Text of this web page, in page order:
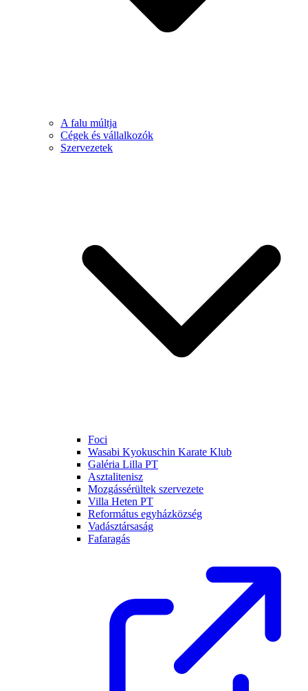
A falu múltja
Cégek és vállalkozók
Szervezetek
Foci
Wasabi Kyokuschin Karate Klub
Galéria Lilla PT
Asztalitenisz
Mozgássérültek szervezete
Villa Heten PT
Református egyházközség
Vadásztársaság
Fafaragás